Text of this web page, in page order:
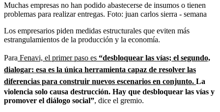
Muchas empresas no han podido abastecerse de insumos o tienen
problemas para realizar entregas. Foto: juan carlos sierra - semana
Los empresarios piden medidas estructurales que eviten más
estrangulamientos de la producción y la economía.
Para Fenavi, el primer paso es “desbloquear las vías; el segundo,
dialogar: esa es la única herramienta capaz de resolver las
diferencias para construir nuevos escenarios en conjunto. La
violencia solo causa destrucción. Hay que desbloquear las vías y
promover el diálogo social”, dice el gremio.